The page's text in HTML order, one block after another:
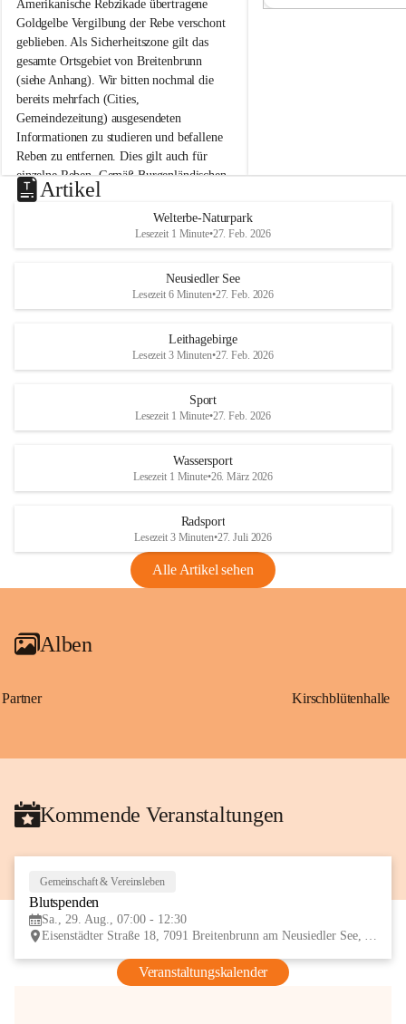
n
b
r
u
n
n
a
m
N
e
u
s
d
S
Amerikanische Rebzikade übertragene
Goldgelbe Vergilbung der Rebe verschont
geblieben. Als Sicherheitszone gilt das
gesamte Ortsgebiet von Breitenbrunn
(siehe Anhang). Wir bitten nochmal die
bereits mehrfach (Cities,
Gemeindezeitung) ausgesendeten
Informationen zu studieren und befallene
Reben zu entfernen. Dies gilt auch für
einzelne Reben. Gemäß Burgenländischen
Weinbaugesetz sind nicht gepflegte oder
unzulässige Weingärten zu roden! Bitte
helfen wir zusammen um unsere Winzer
vor den prognostizierten Ernteausfällen
und den daraus folgenden wirtschaftlichen
Maßnahmen zur Bekämpfung
Rebe und der Amerikanischen
Anhang VBl. EU Nr. 18
1 Seite•1,4 MB
VBl. EU Nr. 18_2026
u
e
d
r
S
Artikel
Welterbe-Naturpark
Lesezeit 1 Minute•27. Feb. 2026
Neusiedler See
Lesezeit 6 Minuten•27. Feb. 2026
Leithagebirge
Lesezeit 3 Minuten•27. Feb. 2026
Sport
Lesezeit 1 Minute•27. Feb. 2026
Wassersport
Lesezeit 1 Minute•26. März 2026
Radsport
Lesezeit 3 Minuten•27. Juli 2026
Alle Artikel sehen
Alben
Partner Kirschblütenhalle
Kommende Veranstaltungen
Gemeinschaft & Vereinsleben
Blutspenden
Sa., 29. Aug., 07:00 - 12:30
Eisenstädter Straße 18, 7091 Breitenbrunn am Neusiedler See, AUT
Veranstaltungskalender